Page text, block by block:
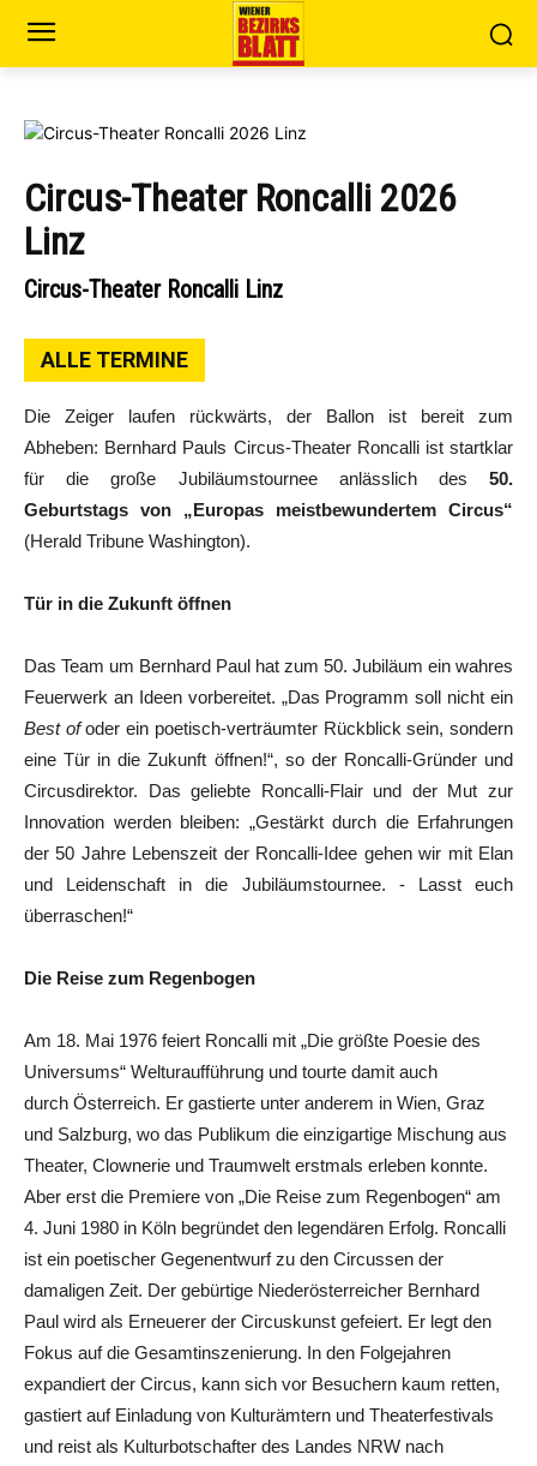
Circus-Theater Roncalli 2026
Linz
Circus-Theater Roncalli Linz
ALLE TERMINE
Die Zeiger laufen rückwärts, der Ballon ist bereit zum
Abheben: Bernhard Pauls Circus-Theater Roncalli ist startklar
für die große Jubiläumstournee anlässlich des 50.
Geburtstags von „Europas meistbewundertem Circus“
(Herald Tribune Washington).
Tür in die Zukunft öffnen
Das Team um Bernhard Paul hat zum 50. Jubiläum ein wahres
Feuerwerk an Ideen vorbereitet. „Das Programm soll nicht ein
Best ofoder ein poetisch-verträumter Rückblick sein, sondern
eine Tür in die Zukunft öffnen!“, so der Roncalli-Gründer und
Circusdirektor. Das geliebte Roncalli-Flair und der Mut zur
Innovation werden bleiben: „Gestärkt durch die Erfahrungen
der 50 Jahre Lebenszeit der Roncalli-Idee gehen wir mit Elan
und Leidenschaft in die Jubiläumstournee. - Lasst euch
überraschen!“
Die Reise zum Regenbogen
Am 18. Mai 1976 feiert Roncalli mit „Die größte Poesie des
Universums“ Welturaufführung und tourte damit auch
durch Österreich. Er gastierte unter anderem in Wien, Graz
und Salzburg, wo das Publikum die einzigartige Mischung aus
Theater, Clownerie und Traumwelt erstmals erleben konnte.
Aber erst die Premiere von „Die Reise zum Regenbogen“ am
4. Juni 1980 in Köln begründet den legendären Erfolg. Roncalli
ist ein poetischer Gegenentwurf zu den Circussen der
damaligen Zeit. Der gebürtige Niederösterreicher Bernhard
Paul wird als Erneuerer der Circuskunst gefeiert. Er legt den
Fokus auf die Gesamtinszenierung. In den Folgejahren
expandiert der Circus, kann sich vor Besuchern kaum retten,
gastiert auf Einladung von Kulturämtern und Theaterfestivals
und reist als Kulturbotschafter des Landes NRW nach